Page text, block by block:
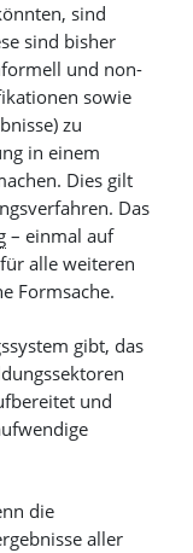
sind
sind bisher
und non-
sowie
zu
in einem
Dies gilt
Das
– einmal auf
alle weiteren
Formsache.
gibt, das
und
die
aller